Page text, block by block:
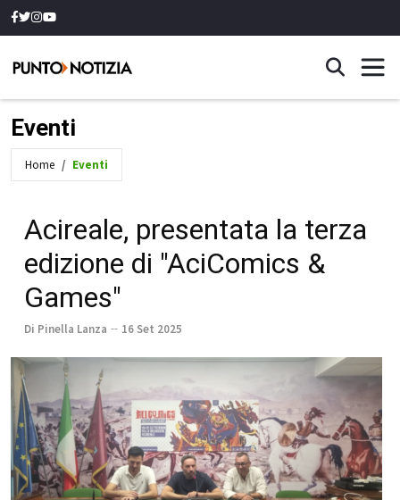
Eventi
Home Eventi
Acireale, presentata la terza
edizione di "AciComics &
Games"
Di Pinella Lanza 16 Set 2025